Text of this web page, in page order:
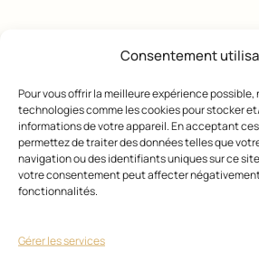
Consentement
Pour vous offrir la meilleure expérience
technologies comme les cookies pour stocker
informations de votre appareil. En acceptant
permettez de traiter des données telles que
navigation ou des identifiants uniques sur ce
votre consentement peut affecter
fonctionnalités.
Gérer les services
ON DU
SALON
Le
haut
de
gam
me
sible
27